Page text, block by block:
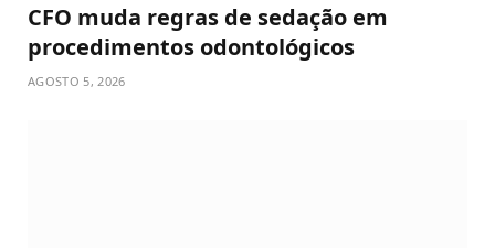
CFO muda regras de sedação em
procedimentos odontológicos
AGOSTO 5, 2026